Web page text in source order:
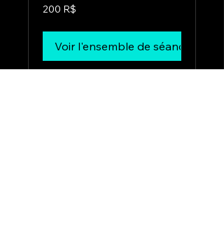
200
réals
200 R$
Voir l'ensemble de séances